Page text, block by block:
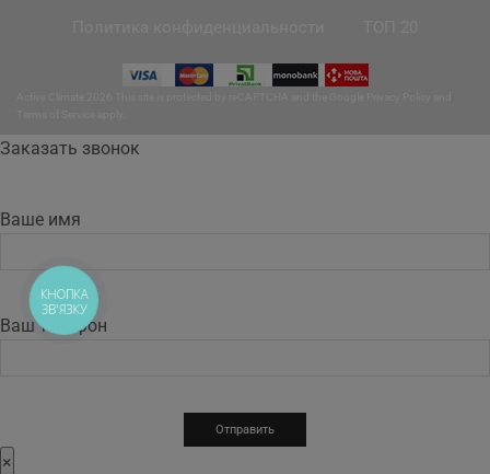
Заказать звонок
Ваше имя
Ваш телефон
×
КНОПКА
ЗВ'ЯЗКУ